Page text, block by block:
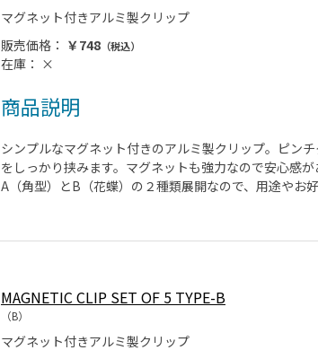
マグネット付きアルミ製クリップ
販売価格： ￥748 （税込）
在庫： ×
商品説明
シンプルなマグネット付きのアルミ製クリップ。ピン
をしっかり挟みます。マグネットも強力なので安心感
A（角型）とB（花蝶）の２種類展開なので、用途やお
MAGNETIC CLIP SET OF 5 TYPE-B
（B）
マグネット付きアルミ製クリップ